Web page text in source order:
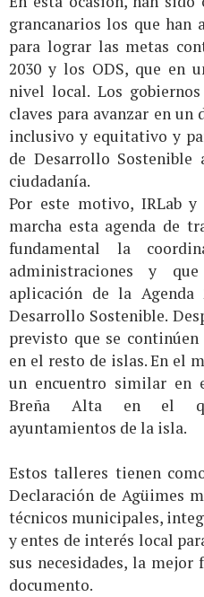
grancanarios los que han
para lograr las metas
2030 y los ODS, que en
nivel local. Los
claves para avanzar en
inclusivo y equitativo y
de Desarrollo
ciudadanía.
Por este motivo, IRLab
marcha esta agenda de
fundamental la
administraciones y
aplicación de la
Desarrollo Sostenible.
previsto que se
en el resto de islas. En el
un encuentro similar en
Breña Alta en el
ayuntamientos de la isla.
Estos talleres tienen
Declaración de Agüimes
técnicos municipales,
y entes de interés local
sus necesidades, la
documento.